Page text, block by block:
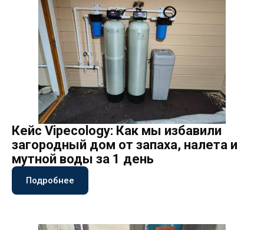
Кейс Vipecology: Как мы избавили
загородный дом от запаха, налета и
мутной воды за 1 день
Подробнее